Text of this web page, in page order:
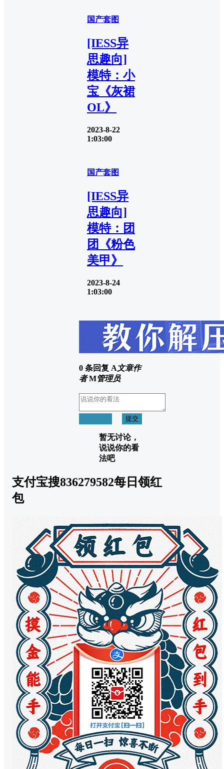
国产套图
[IESS异
思趣向]
模特：小
宝《灰裙
OL》
2023-8-22
1:03:00
国产套图
[IESS异
思趣向]
模特：团
团《粉色
美甲》
2023-8-24
1:03:00
0 条回复 A文章作
者 M管理员
提交
暂无讨论，
说说你的看
法吧
支付宝搜836279582每日领红
包